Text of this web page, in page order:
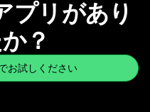
プリがあり
？
お試しください